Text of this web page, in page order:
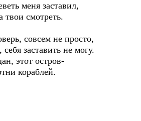
меня заставил,
твои смотреть.
совсем не просто,
заставить не могу.
этот остров-
кораблей.